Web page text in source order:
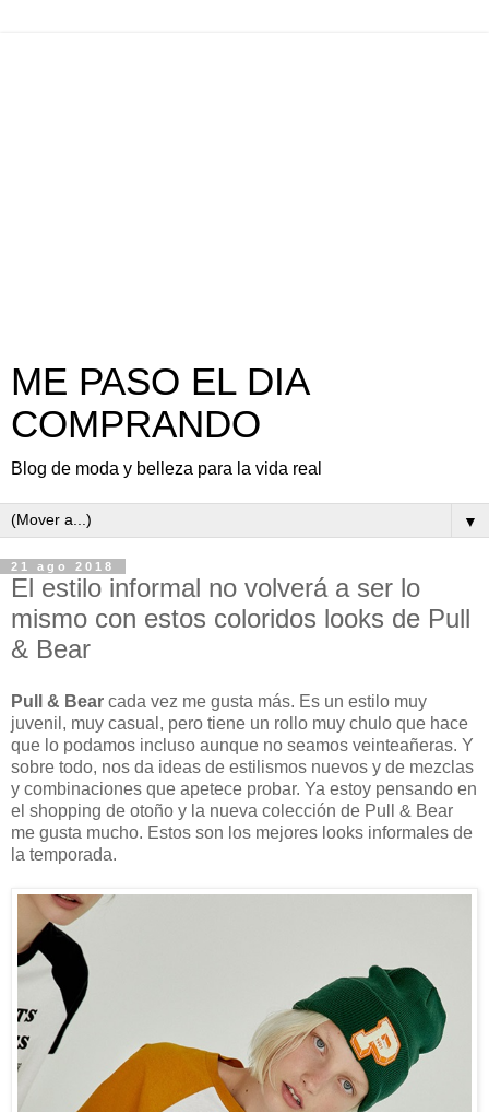
ME PASO EL DIA
COMPRANDO
Blog de moda y belleza para la vida real
▼
21 ago 2018
El estilo informal no volverá a ser lo
mismo con estos coloridos looks de Pull
& Bear
Pull & Bear cada vez me gusta más. Es un estilo muy
juvenil, muy casual, pero tiene un rollo muy chulo que hace
que lo podamos incluso aunque no seamos veinteañeras. Y
sobre todo, nos da ideas de estilismos nuevos y de mezclas
y combinaciones que apetece probar. Ya estoy pensando en
el shopping de otoño y la nueva colección de Pull & Bear
me gusta mucho. Estos son los mejores looks informales de
la temporada.